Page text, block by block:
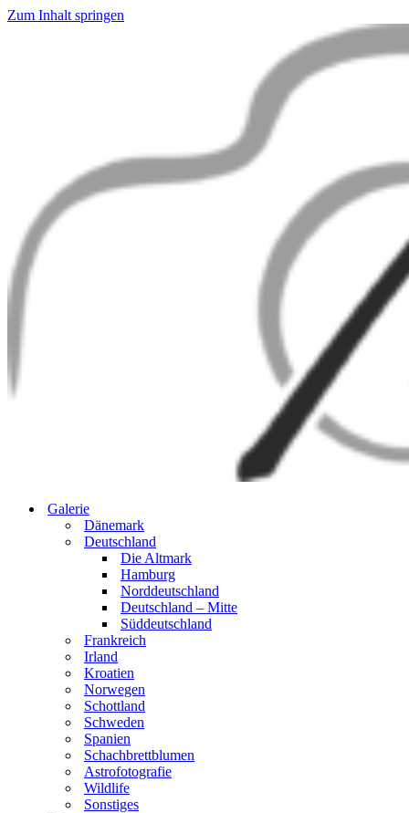
Zum Inhalt springen
Galerie
Dänemark
Deutschland
Die Altmark
Hamburg
Norddeutschland
Deutschland – Mitte
Süddeutschland
Frankreich
Irland
Kroatien
Norwegen
Schottland
Schweden
Spanien
Schachbrettblumen
Astrofotografie
Wildlife
Sonstiges